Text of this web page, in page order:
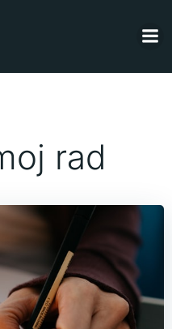
rad